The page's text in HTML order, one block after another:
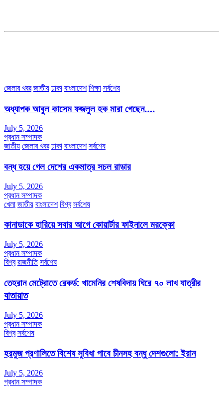
জেলার খবর জাতীয় ঢাকা বাংলাদেশ শিক্ষা সর্বশেষ
অধ্যাপক আবুল কাসেম ফজলুল হক মারা গেছেন….
July 5, 2026
প্রধান সম্পাদক
জাতীয় জেলার খবর ঢাকা বাংলাদেশ সর্বশেষ
বন্ধ হয়ে গেল দেশের একমাত্র সচল রাডার
July 5, 2026
প্রধান সম্পাদক
খেলা জাতীয় বাংলাদেশ বিশ্ব সর্বশেষ
কানাডাকে হারিয়ে সবার আগে কোয়ার্টার ফাইনালে মরক্কো
July 5, 2026
প্রধান সম্পাদক
বিশ্ব রাজনীতি সর্বশেষ
তেহরান মেট্রোতে রেকর্ড: খামেনির শেষবিদায় ঘিরে ৭০ লাখ যাত্রীর
যাতায়াত
July 5, 2026
প্রধান সম্পাদক
বিশ্ব সর্বশেষ
হরমুজ প্রণালিতে বিশেষ সুবিধা পাবে চীনসহ বন্ধু দেশগুলো: ইরান
July 5, 2026
প্রধান সম্পাদক